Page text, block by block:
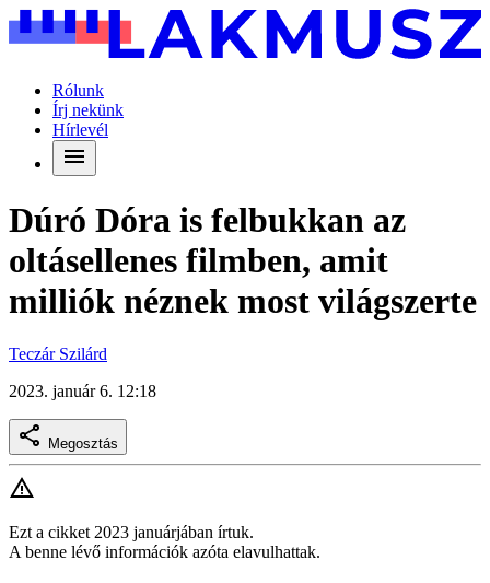
Rólunk
Írj nekünk
Hírlevél
Dúró Dóra is felbukkan az
oltásellenes filmben, amit
milliók néznek most világszerte
Teczár Szilárd
2023. január 6. 12:18
Megosztás
Ezt a cikket 2023 januárjában írtuk.
A benne lévő információk azóta elavulhattak.